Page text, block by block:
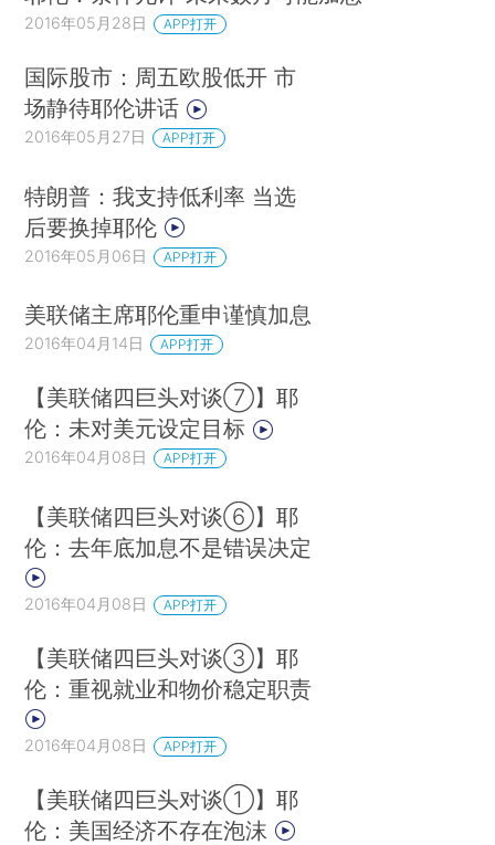
2016年05月28日 APP打开
国际股市：周五欧股低开 市
场静待耶伦讲话
2016年05月27日 APP打开
特朗普：我支持低利率 当选
后要换掉耶伦
2016年05月06日 APP打开
美联储主席耶伦重申谨慎加息
2016年04月14日 APP打开
【美联储四巨头对谈⑦】耶
伦：未对美元设定目标
2016年04月08日 APP打开
【美联储四巨头对谈⑥】耶
伦：去年底加息不是错误决定
2016年04月08日 APP打开
【美联储四巨头对谈③】耶
伦：重视就业和物价稳定职责
2016年04月08日 APP打开
【美联储四巨头对谈①】耶
伦：美国经济不存在泡沫